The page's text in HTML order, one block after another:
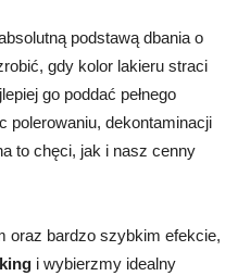
podstawą dbania o
gdy kolor lakieru straci
go poddać pełnego
polerowaniu, dekontaminacji
to chęci, jak i nasz cenny
oraz bardzo szybkim efekcie,
i wybierzmy idealny